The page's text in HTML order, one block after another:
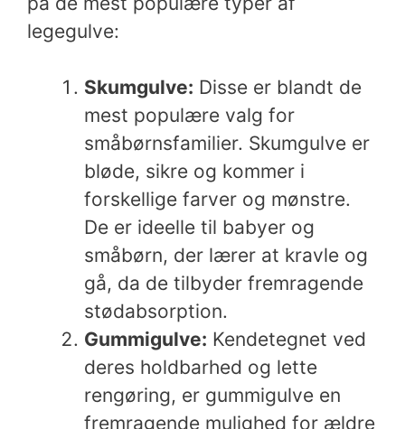
legegulve:
Skumgulve: Disse er blandt de
mest populære valg for
småbørnsfamilier. Skumgulve er
bløde, sikre og kommer i
forskellige farver og mønstre.
De er ideelle til babyer og
småbørn, der lærer at kravle og
gå, da de tilbyder fremragende
stødabsorption.
Gummigulve: Kendetegnet ved
deres holdbarhed og lette
rengøring, er gummigulve en
fremragende mulighed for ældre